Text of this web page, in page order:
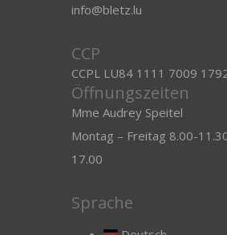
info@bletz.lu
CCP
CCPL LU84 1111 7009
Öffnungszeiten
Mme Audrey Speitel
Montag – Freitag 8.00-
17.00
Sprache